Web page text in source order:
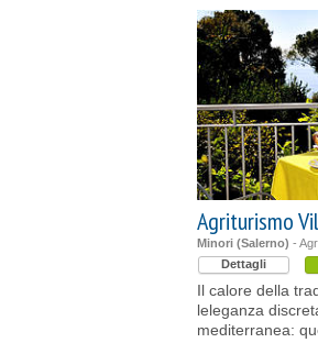
Agriturismo
Minori (Salerno) -
Dettagli
Il calore della
leleganza
mediterranea: